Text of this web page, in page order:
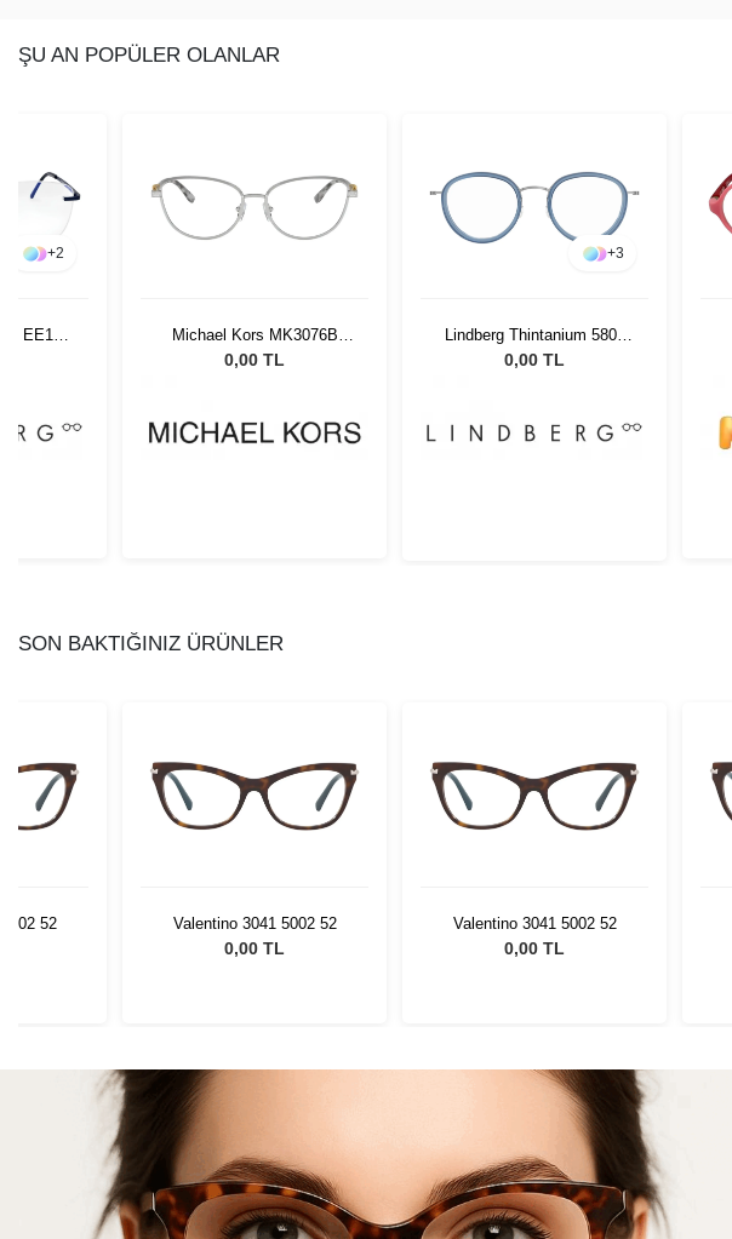
ŞU AN POPÜLER OLANLAR
+2
EE16
Michael Kors MK3076B
1893 55
0,00 TL
+3
Lindberg Thintanium 5808
K160 U16 46 140
0,00 TL
SON BAKTIĞINIZ ÜRÜNLER
52 Valentino 3041 5002 52
0,00 TL
Valentino 3041 5002 52
0,00 TL